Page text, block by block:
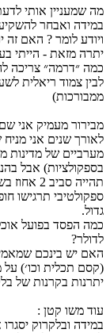
מה שמעניין אותי
ויודע לומר ? האם זה
יתרה מזאת - הייתי
כמה ״דרמה״ צריכה
לבין צמוד ריאלית
ממבורכות)
מבירור מעמיק אני
מערביים של מדינות
בספקולציות) אבל
תהייה
ספקולטיבי תרגישו
גדול.
כמה הפסד בפועל
לדולר?
האם יש בינכם
(קסם תכלית וכו׳) על
יתרנות בקרנות של
עוד משו קטן :
במידה ובלקרוק